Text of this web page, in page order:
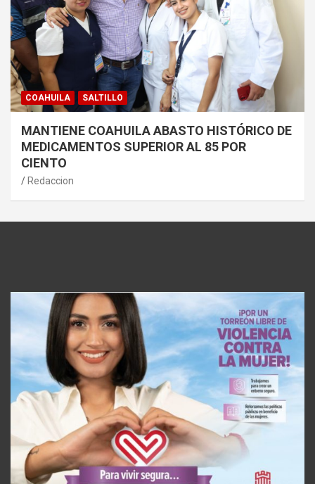
COAHUILA SALTILLO
MANTIENE COAHUILA ABASTO HISTÓRICO DE
MEDICAMENTOS SUPERIOR AL 85 POR
CIENTO
Redaccion